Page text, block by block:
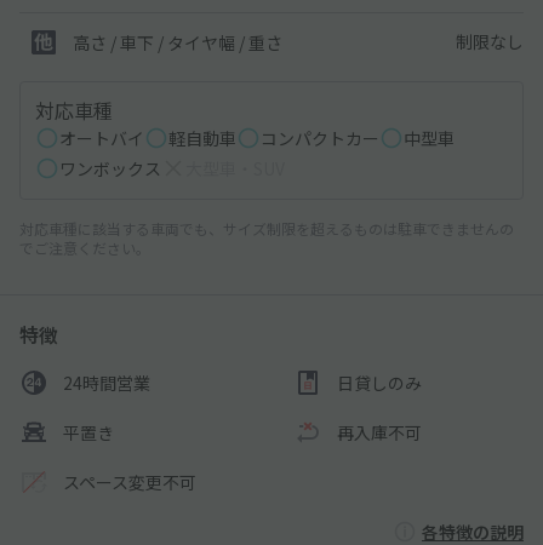
高さ / 車下 / タイヤ幅 / 重さ 制限なし
対応車種
オートバイ 軽自動車 コンパクトカー
中型車
ワンボックス
対応車種に該当する車両でも、サイズ制限を超えるものは駐車できませんの
でご注意ください。
特徴
24時間営業 日貸しのみ
平置き 再入庫不可
スペース変更不可
各特徴の説明